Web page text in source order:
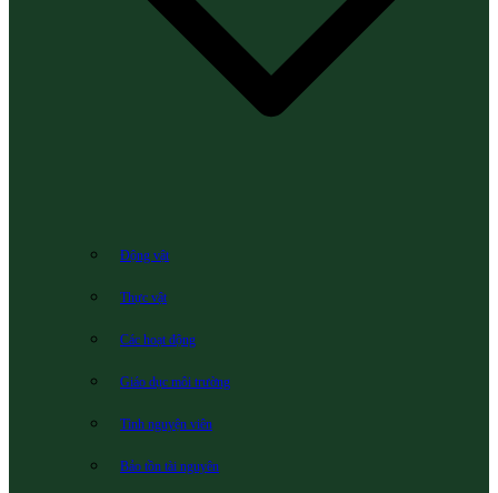
Động vật
Thực vật
Các hoạt động
Giáo dục môi trường
Tình nguyện viên
Bảo tồn tài nguyên